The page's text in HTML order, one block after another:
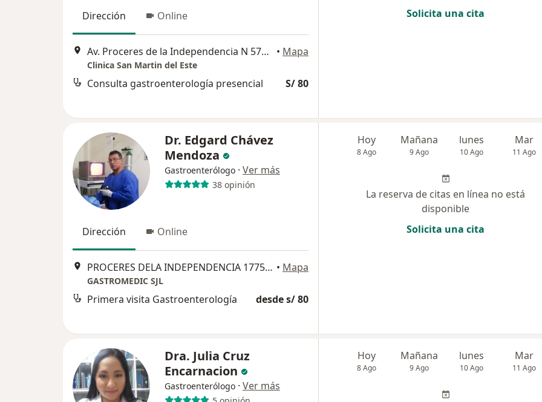
Dirección Online
Av. Proceres de la Independencia N 576, Lima • Mapa
Clinica San Martin del Este
Consulta gastroenterología presencial S/ 80
Solicita una cita
Dr. Edgard Chávez
Mendoza
Gastroenterólogo · Ver más
38 opinión
Dirección Online
PROCERES DELA INDEPENDENCIA 1775, San Juan de Lurigancho • Mapa
GASTROMEDIC SJL
Primera visita Gastroenterología desde s/ 80
Hoy
8 Ago
Mañana
9 Ago
lunes
10 Ago
Mar
11 Ago
La reserva de citas en línea no está
disponible
Solicita una cita
Dra. Julia Cruz
Encarnacion
Gastroenterólogo · Ver más
Hoy
8 Ago
Mañana
9 Ago
lunes
10 Ago
Mar
11 Ago